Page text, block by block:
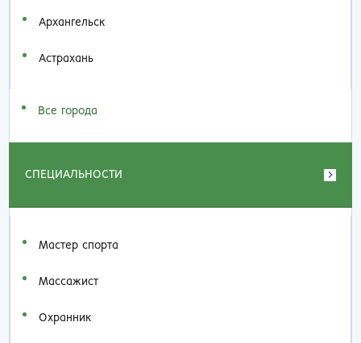
Архангельск
Астрахань
Все города
СПЕЦИАЛЬНОСТИ
Мастер спорта
Массажист
Охранник